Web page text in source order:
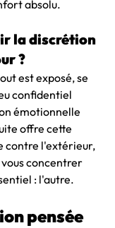
absolu.
la discrétion
?
est exposé, se
confidentiel
émotionnelle
offre cette
contre l'extérieur,
concentrer
: l'autre.
pensée